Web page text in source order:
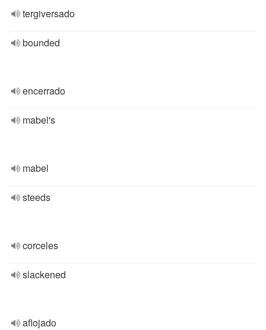
tergiversado
bounded
encerrado
mabel's
mabel
steeds
corceles
slackened
aflojado